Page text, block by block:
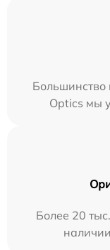
Большинство
Optics мы
Более 20